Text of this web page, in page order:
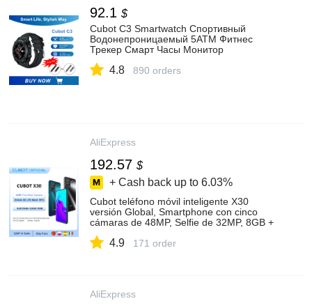
92.1 $
Cubot C3 Smartwatch Спортивный
Водонепроницаемый 5ATM Фитнес
Трекер Смарт Часы Монитор
iOS Android Xiaomi iPhone Телефоны
4.8 890 orders
AliExpress
192.57 $
+ Cash back up to 6.03%
Cubot teléfono móvil inteligente X30
versión Global, Smartphone con cinco
cámaras de 48MP, Selfie de 32MP, 8GB +
pulgadas, Android 10
4.9 171 order
AliExpress